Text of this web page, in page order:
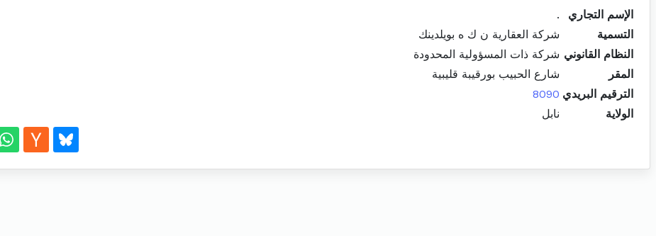
الإسم التجاري
.
التسمية
شركة العقارية ن ك ه بويلدينك
النظام القانوني شركة ذات المسؤولية المحدودة
المقر
شارع الحبيب بورقيبة قليبية
الترقيم البريدي 8090
الولاية
نابل